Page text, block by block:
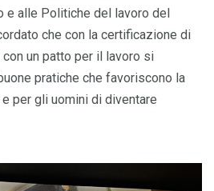
e alle Politiche del lavoro del
che con la certificazione di
un patto per il lavoro si
pratiche che favoriscono la
per gli uomini di diventare